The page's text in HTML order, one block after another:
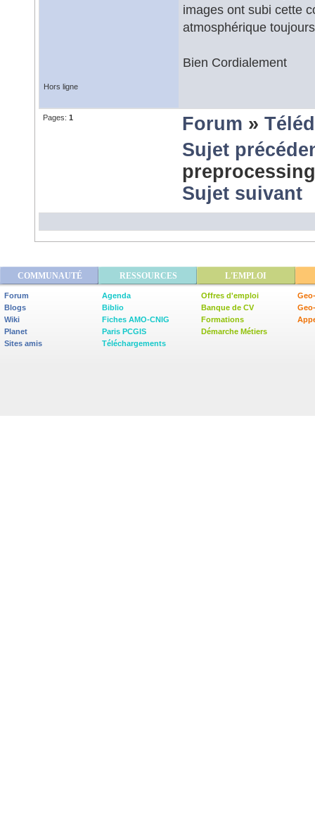
images ont subi cette
atmosphérique
Bien Cordialement
Hors ligne
Pages: 1 Forum »
Sujet
Sujet suivant
COMMUNAUTÉ RESSOURCES L'EMPLOI
Forum
Blogs
Wiki
Planet
Sites amis
Agenda
Biblio
Fiches AMO-CNIG
Paris PCGIS
Téléchargements
Offres d'emploi
Banque de CV
Formations
Démarche Métiers